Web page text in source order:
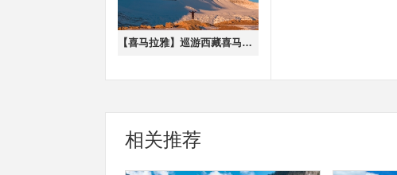
【喜马拉雅】巡游西藏喜马拉雅边境线8日游·越野车团
相关推荐